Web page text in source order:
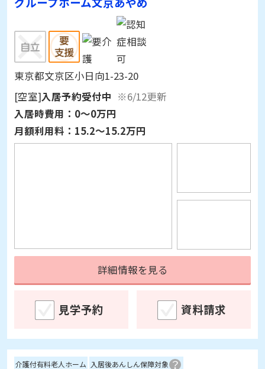
東京都文京区小日向1-23-20
[空室]入居予約受付中
※6/12更新
入居時費用：0～0万円
月額利用料：15.2～15.2万円
見学予約
グランヴィ小日向